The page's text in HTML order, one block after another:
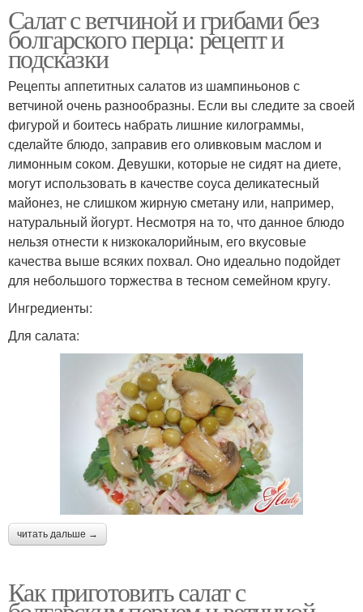
Салат с ветчиной и грибами без
болгарского перца: рецепт и
подсказки
Рецепты аппетитных салатов из шампиньонов с
ветчиной очень разнообразны. Если вы следите за своей
фигурой и боитесь набрать лишние килограммы,
сделайте блюдо, заправив его оливковым маслом и
лимонным соком. Девушки, которые не сидят на диете,
могут использовать в качестве соуса деликатесный
майонез, не слишком жирную сметану или, например,
натуральный йогурт. Несмотря на то, что данное блюдо
нельзя отнести к низкокалорийным, его вкусовые
качества выше всяких похвал. Оно идеально подойдет
для небольшого торжества в тесном семейном кругу.
Ингредиенты:
Для салата:
читать дальше →
Как приготовить салат с